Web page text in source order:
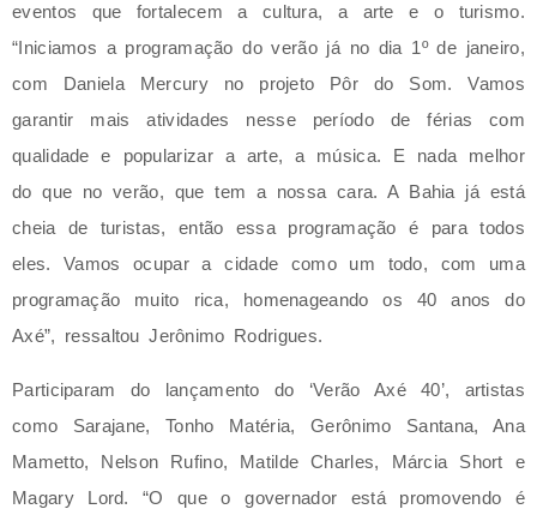
eventos que fortalecem a cultura, a arte e o turismo.
“Iniciamos a programação do verão já no dia 1º de janeiro,
com Daniela Mercury no projeto Pôr do Som. Vamos
garantir mais atividades nesse período de férias com
qualidade e popularizar a arte, a música. E nada melhor
do que no verão, que tem a nossa cara. A Bahia já está
cheia de turistas, então essa programação é para todos
eles. Vamos ocupar a cidade como um todo, com uma
programação muito rica, homenageando os 40 anos do
Axé”, ressaltou Jerônimo Rodrigues.
Participaram do lançamento do ‘Verão Axé 40’, artistas
como Sarajane, Tonho Matéria, Gerônimo Santana, Ana
Mametto, Nelson Rufino, Matilde Charles, Márcia Short e
Magary Lord. “O que o governador está promovendo é